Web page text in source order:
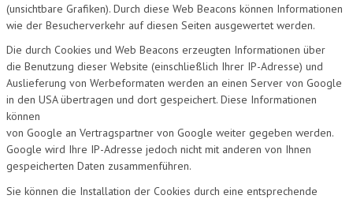
(unsichtbare Grafiken). Durch diese Web Beacons können Informationen
wie der Besucherverkehr auf diesen Seiten ausgewertet werden.
Die durch Cookies und Web Beacons erzeugten Informationen über
die Benutzung dieser Website (einschließlich Ihrer IP-Adresse) und
Auslieferung von Werbeformaten werden an einen Server von Google
in den USA übertragen und dort gespeichert. Diese Informationen
können
von Google an Vertragspartner von Google weiter gegeben werden.
Google wird Ihre IP-Adresse jedoch nicht mit anderen von Ihnen
gespeicherten Daten zusammenführen.
Sie können die Installation der Cookies durch eine entsprechende